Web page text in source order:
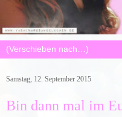
Samstag, 12. September 2015
Bin dann mal im